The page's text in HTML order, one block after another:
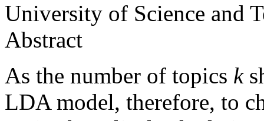
University of Science and
Abstract
As the number of topics k
LDA model, therefore, to